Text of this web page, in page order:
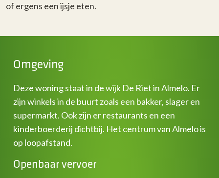
of ergens een ijsje eten.
Omgeving
Deze woning staat in de wijk De Riet in Almelo. Er
zijn winkels in de buurt zoals een bakker, slager en
supermarkt. Ook zijn er restaurants en een
kinderboerderij dichtbij. Het centrum van Almelo is
op loopafstand.
Openbaar vervoer